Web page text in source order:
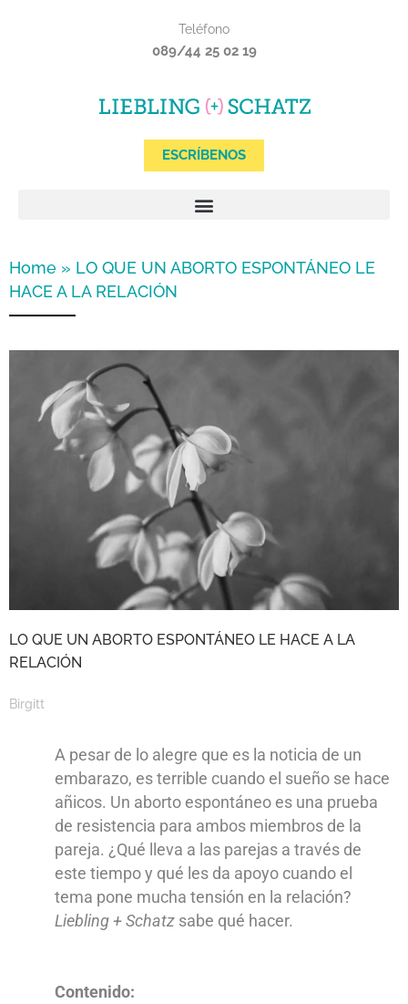
Teléfono
089/44 25 02 19
ESCRÍBENOS
Home » LO QUE UN ABORTO ESPONTÁNEO LE
HACE A LA RELACIÓN
LO QUE UN ABORTO ESPONTÁNEO LE HACE A LA
RELACIÓN
Birgitt
A pesar de lo alegre que es la noticia de un
embarazo, es terrible cuando el sueño se hace
añicos. Un aborto espontáneo es una prueba
de resistencia para ambos miembros de la
pareja. ¿Qué lleva a las parejas a través de
este tiempo y qué les da apoyo cuando el
tema pone mucha tensión en la relación?
Liebling + Schatz sabe qué hacer.
Contenido: